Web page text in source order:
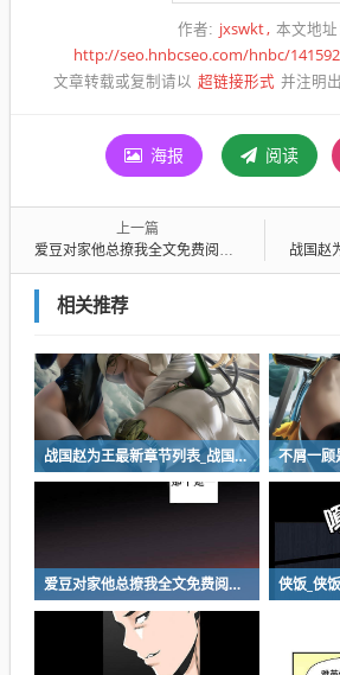
作者: jxswkt 本文地址
http://seo.hnbcseo.com/hnbc/
文章转载或复制请以 超链接形式 并注明
海报 阅读
上一篇
爱豆对家他总撩我全文免费阅读-爱豆对家他总撩我最新章节 战国赵为王
相关推荐
战国赵为王最新章节列表_战国赵为王全文免费阅读
爱豆对家他总撩我全文免费阅读-爱豆对家他总撩我最新章节